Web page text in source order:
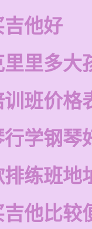
他好
里多大
班价格
学钢琴
练班地
他比较